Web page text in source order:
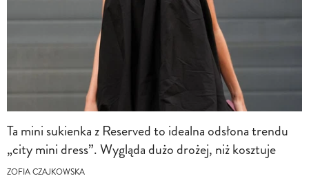
Ta mini sukienka z Reserved to idealna odsłona trendu
„city mini dress”. Wygląda dużo drożej, niż kosztuje
ZOFIA CZAJKOWSKA